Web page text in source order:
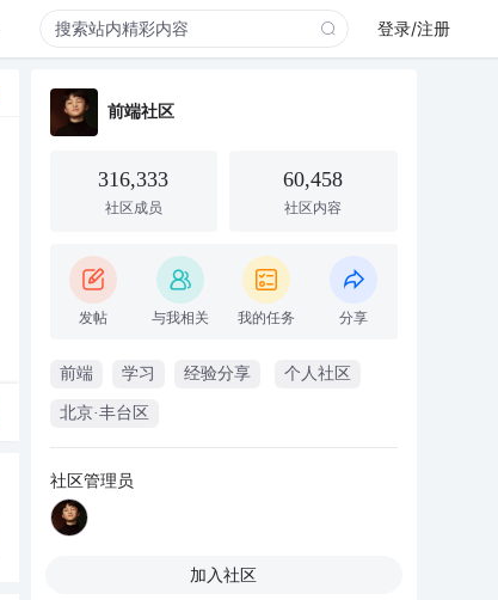
登录/注册
前端社区
316,333
社区成员
60,458
社区内容
发帖 与我相关 我的任务 分享
前端 学习 经验分享 个人社区
北京·丰台区
社区管理员
加入社区